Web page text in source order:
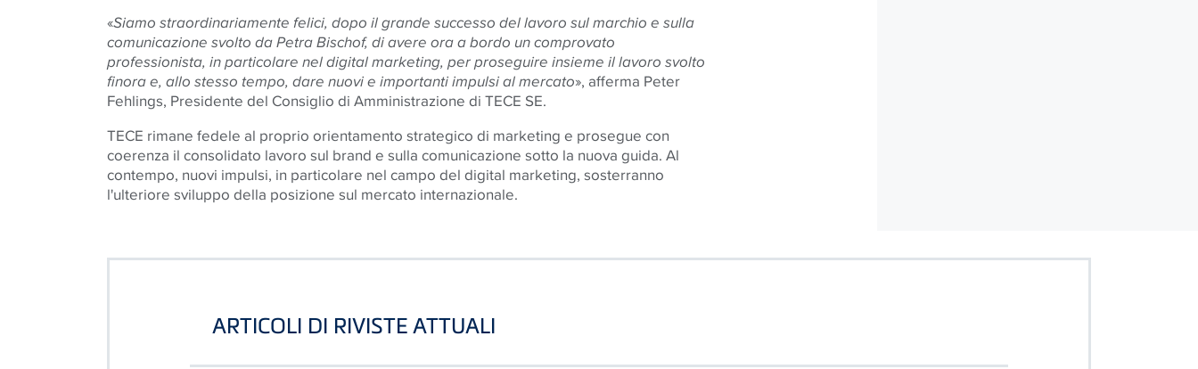
«Siamo straordinariamente felici, dopo il grande successo del lavoro sul marchio e sulla
comunicazione svolto da Petra Bischof, di avere ora a bordo un comprovato
professionista, in particolare nel digital marketing, per proseguire insieme il lavoro svolto
finora e, allo stesso tempo, dare nuovi e importanti impulsi al mercato», afferma Peter
Fehlings, Presidente del Consiglio di Amministrazione di TECE SE.
TECE rimane fedele al proprio orientamento strategico di marketing e prosegue con
coerenza il consolidato lavoro sul brand e sulla comunicazione sotto la nuova guida. Al
contempo, nuovi impulsi, in particolare nel campo del digital marketing, sosterranno
l'ulteriore sviluppo della posizione sul mercato internazionale.
ARTICOLI DI RIVISTE ATTUALI